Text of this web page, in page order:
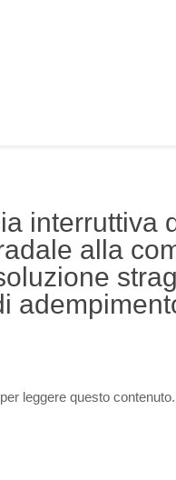
interruttiva
alla
leggere questo contenuto.